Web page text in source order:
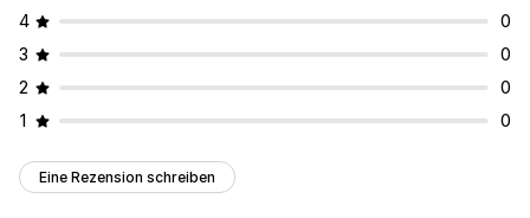
4
0
3
0
2
0
1
0
Eine Rezension schreiben